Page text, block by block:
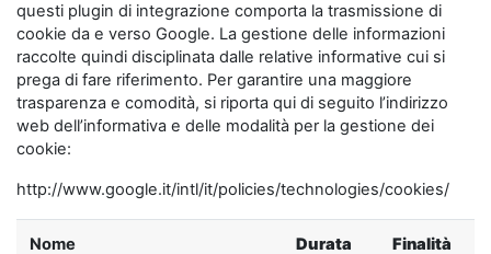
questi plugin di integrazione comporta la trasmissione di
cookie da e verso Google. La gestione delle informazioni
raccolte quindi disciplinata dalle relative informative cui si
prega di fare riferimento. Per garantire una maggiore
trasparenza e comodità, si riporta qui di seguito l’indirizzo
web dell’informativa e delle modalità per la gestione dei
cookie:
http://www.google.it/intl/it/policies/technologies/cookies/
Nome Durata Finalità